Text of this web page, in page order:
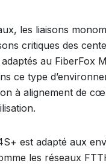
les liaisons
critiques des
au FiberFox
ce type
à alignement de
est adapté aux
les réseaux